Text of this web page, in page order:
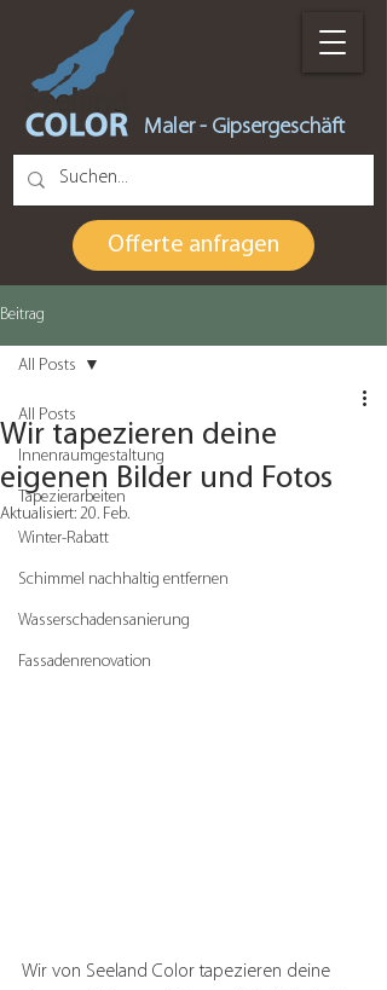
Maler - Gipsergeschäft
Offerte anfragen
Beitrag
All Posts
Innenraumgestaltung
Tapezierarbeiten
Winter-Rabatt
Schimmel nachhaltig entfernen
Wasserschadensanierung
Fassadenrenovation
All Posts
Wir tapezieren deine
eigenen Bilder und Fotos
Aktualisiert: 20. Feb.
Wir von Seeland Color tapezieren deine